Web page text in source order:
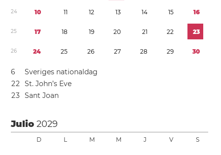
24 10 11 12 13 14 15 16
25 17 18 19 20 21 22 23
26 24 25 26 27 28 29 30
6
Sveriges nationaldag
22 St. John’s Eve
23 Sant Joan
Julio2029
D L M M J V S